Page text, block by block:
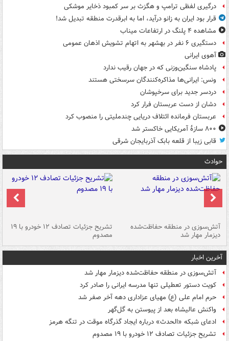
درگیری لفظی ترامپ و هگزث بر سر کمبود ذخایر موشکی
قرار بود ایران به زانو درآید، اما به ابرقدرت منطقه تبدیل شد!
مشاهده ۴ پلنگ در ارتفاعات میناب
دستگیری ۶ نفر در بهشهر به اتهام تشویش اذهان عمومی
آهوی ایرانی
پادشاه سنگین‌وزنی که در جهان رقیب ندارد
ونس: ایرانی‌ها مذاکره‌کنندگان سرسختی هستند
دردسر جدید برای سرخپوشان
دشان از دست عربستان فرار کرد
عربستان فرمانده ائتلاف دریایی چندملیتی را منصوب کرد
۸۰۰ سازۀ آمریکایی خاکستر شد
قابی زیبا از قلعه بابک آذربایجان شرقی
حوادث
آتش‌سوزی در منطقه حفاظت‌شده
دیزمار مهار شد
تشریح جزئیات تصادف ۱۲ خودرو با ۱۹
مصدوم
آخرین اخبار
آتش‌سوزی در منطقه حفاظت‌شده دیزمار مهار شد
کویت دستور تعطیلی تنها مدرسه ایرانی را صادر کرد
حرم امام علی (ع) مهیای عزاداری دهه آخر صفر شد
واکنش عالیشاه بعد از پیوستن به گل‌گهر
ادعای شبکه «الحدث» درباره ایجاد گذرگاه موقت در تنگه هرمز
تشریح جزئیات تصادف ۱۲ خودرو با ۱۹ مصدوم